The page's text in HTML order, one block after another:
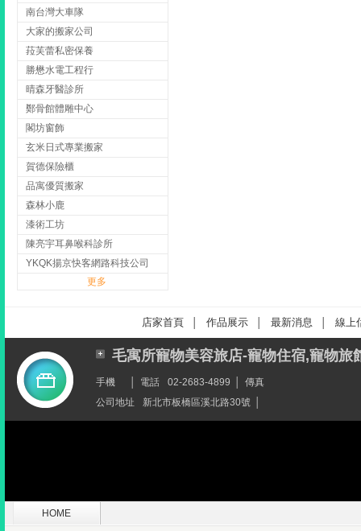
南台灣大車隊
大家的搬家公司
菈芙蕾私密保養
勝懋水電工程行
晴森牙醫診所
鄭骨館體雕中心
閣坊窗飾
玄米日式專業搬家
賀德保險櫃
品寓優質搬家
森林小鹿
漆術工坊
陳亮宇耳鼻喉科診所
YKQK揚京快客網路科技公司
更多
店家首頁 作品展示 最新消息 線上
毛寓所寵物美容旅店-寵物住宿,寵物
手機 電話 02-2683-4899
傳真
公司地址
新北市板橋區溪北路30號
HOME